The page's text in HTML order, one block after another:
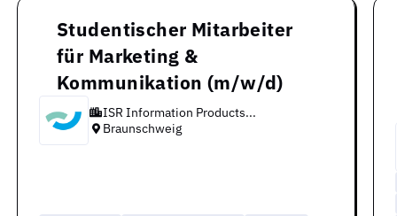
Studentischer Mitarbeiter
für Marketing &
Kommunikation (m/w/d)
ISR Information Products...
Braunschweig